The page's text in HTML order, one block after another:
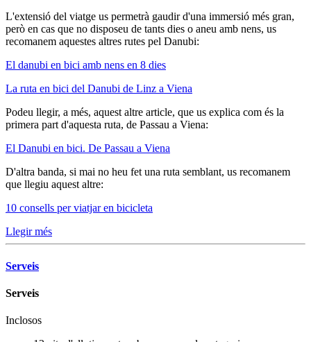
L'extensió del viatge us permetrà gaudir d'una immersió més gran,
però en cas que no disposeu de tants dies o aneu amb nens, us
recomanem aquestes altres rutes pel Danubi:
El danubi en bici amb nens en 8 dies
La ruta en bici del Danubi de Linz a Viena
Podeu llegir, a més, aquest altre article, que us explica com és la
primera part d'aquesta ruta, de Passau a Viena:
El Danubi en bici. De Passau a Viena
D'altra banda, si mai no heu fet una ruta semblant, us recomanem
que llegiu aquest altre:
10 consells per viatjar en bicicleta
Llegir més
Serveis
Serveis
Inclosos